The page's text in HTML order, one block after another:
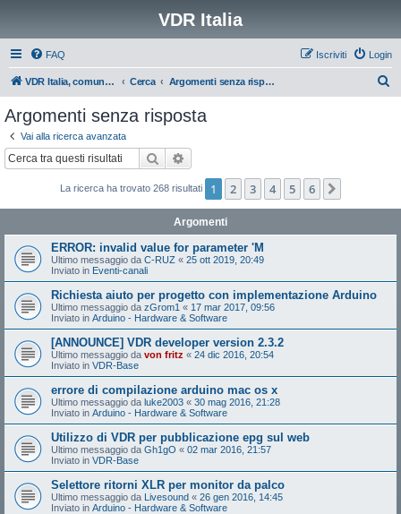
VDR Italia
FAQ Login
Iscriviti
VDR Italia, comunità italiana utilizzatori VDR Cerca Argomenti senza risposta
Argomenti senza risposta
Vai alla ricerca avanzata
Cerca
La ricerca ha trovato 268 risultati 1 2 3 4 5 6
Argomenti
ERROR: invalid value for parameter 'M
Ultimo messaggio da C-RUZ « 25 ott 2019, 20:49
Inviato in Eventi-canali
Richiesta aiuto per progetto con implementazione Arduino
Ultimo messaggio da zGrom1 « 17 mar 2017, 09:56
Inviato in Arduino - Hardware & Software
[ANNOUNCE] VDR developer version 2.3.2
Ultimo messaggio da von fritz « 24 dic 2016, 20:54
Inviato in VDR-Base
errore di compilazione arduino mac os x
Ultimo messaggio da luke2003 « 30 mag 2016, 21:28
Inviato in Arduino - Hardware & Software
Utilizzo di VDR per pubblicazione epg sul web
Ultimo messaggio da Gh1gO « 02 mar 2016, 21:57
Inviato in VDR-Base
Selettore ritorni XLR per monitor da palco
Ultimo messaggio da Livesound « 26 gen 2016, 14:45
Inviato in Arduino - Hardware & Software